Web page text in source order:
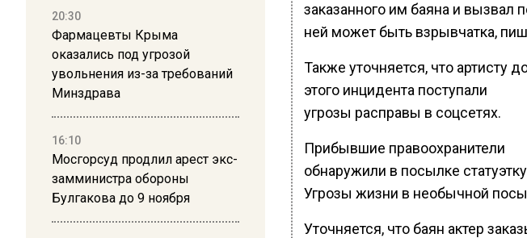
20:30
Фармацевты Крыма
оказались под угрозой
увольнения из-за требований
Минздрава
16:10
Мосгорсуд продлил арест экс-
замминистра обороны
Булгакова до 9 ноября
заказанного им баяна и вызвал
ней может быть взрывчатка,
Также уточняется, что артисту
этого инцидента поступали
угрозы расправы в соцсетях.
Прибывшие правоохранители
обнаружили в посылке
Угрозы жизни в необычной
Уточняется, что баян актер